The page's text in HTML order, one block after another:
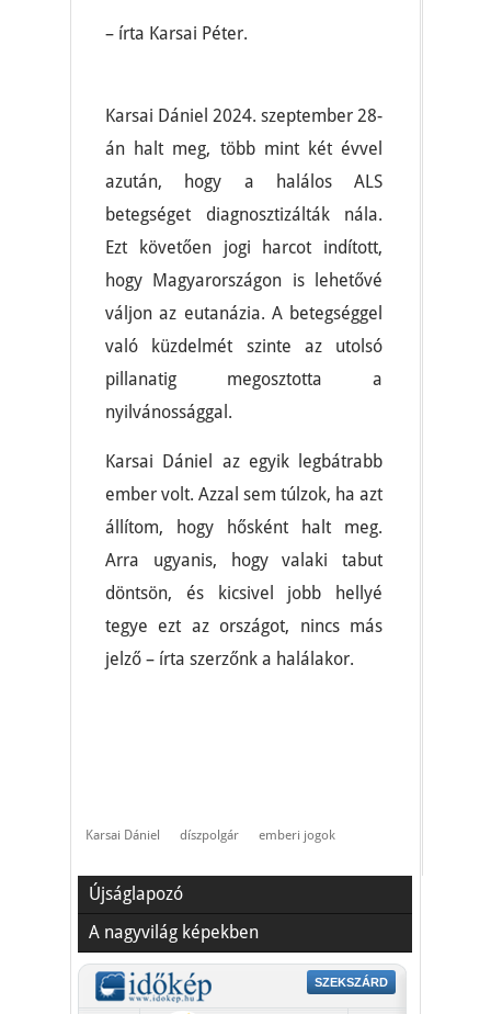
– írta Karsai Péter.
Karsai Dániel 2024. szeptember 28-
án halt meg, több mint két évvel
azután, hogy a halálos ALS
betegséget diagnosztizálták nála.
Ezt követően jogi harcot indított,
hogy Magyarországon is lehetővé
váljon az eutanázia. A betegséggel
való küzdelmét szinte az utolsó
pillanatig megosztotta a
nyilvánossággal.
Karsai Dániel az egyik legbátrabb
ember volt. Azzal sem túlzok, ha azt
állítom, hogy hősként halt meg.
Arra ugyanis, hogy valaki tabut
döntsön, és kicsivel jobb hellyé
tegye ezt az országot, nincs más
jelző – írta szerzőnk a halálakor.
Karsai Dániel díszpolgár emberi jogok
Újságlapozó
A nagyvilág képekben